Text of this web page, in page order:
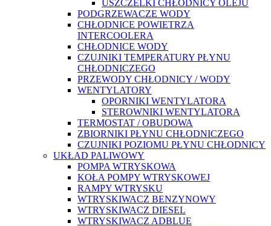
USZCZELKI CHŁODNICY OLEJU
PODGRZEWACZE WODY
CHŁODNICE POWIETRZA
INTERCOOLERA
CHŁODNICE WODY
CZUJNIKI TEMPERATURY PŁYNU
CHŁODNICZEGO
PRZEWODY CHŁODNICY / WODY
WENTYLATORY
OPORNIKI WENTYLATORA
STEROWNIKI WENTYLATORA
TERMOSTAT / OBUDOWA
ZBIORNIKI PŁYNU CHŁODNICZEGO
CZUJNIKI POZIOMU PŁYNU CHŁODNICY
UKŁAD PALIWOWY
POMPA WTRYSKOWA
KOŁA POMPY WTRYSKOWEJ
RAMPY WTRYSKU
WTRYSKIWACZ BENZYNOWY
WTRYSKIWACZ DIESEL
WTRYSKIWACZ ADBLUE